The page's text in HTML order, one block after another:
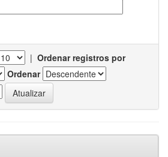
| Ordenar registros por
Ordenar